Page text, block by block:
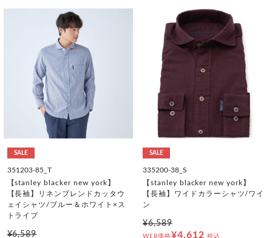
SALE
351203-85_T
【stanley blacker new york】
【長袖】リネンブレンドカッタウ
ェイシャツ/ブルー＆ホワイト×ス
トライプ
¥6,589
SALE
335200-38_S
【stanley blacker new york】
【長袖】ワイドカラーシャツ/ワイ
ン
¥6,589
WEB価格¥4,612 税込